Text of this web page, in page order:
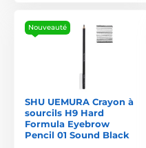
Nouveauté
SHU UEMURA Crayon à
sourcils H9 Hard
Formula Eyebrow
Pencil 01 Sound Black